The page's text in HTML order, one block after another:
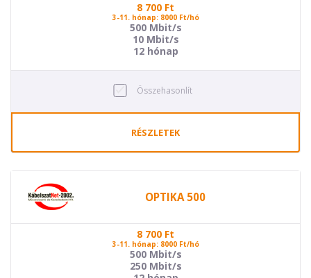
8 700 Ft
3-11. hónap: 8000 Ft/hó
500 Mbit/s
10 Mbit/s
12 hónap
Összehasonlít
RÉSZLETEK
OPTIKA 500
8 700 Ft
3-11. hónap: 8000 Ft/hó
500 Mbit/s
250 Mbit/s